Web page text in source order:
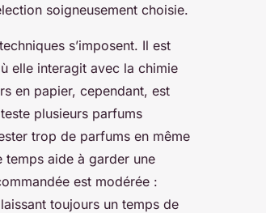
soigneusement choisie.
s’imposent. Il est
elle interagit avec la chimie
en papier, cependant, est
plusieurs parfums
trop de parfums en même
temps aide à garder une
est modérée :
toujours un temps de